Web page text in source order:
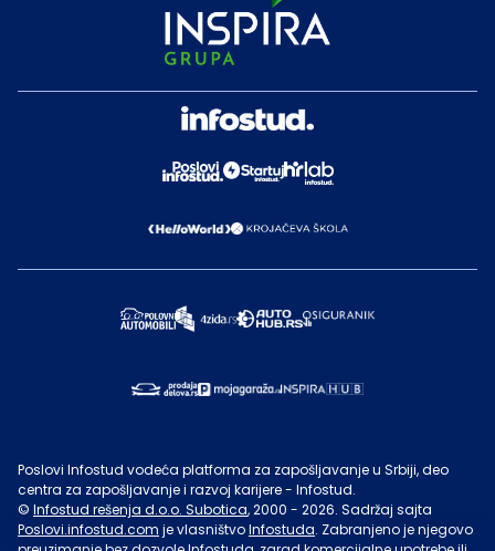
Poslovi Infostud vodeća platforma za zapošljavanje u Srbiji, deo
centra za zapošljavanje i razvoj karijere - Infostud.
© Infostud rešenja d.o.o. Subotica, 2000 - 2026. Sadržaj sajta
Poslovi.infostud.com je vlasništvoInfostuda. Zabranjeno je njegovo